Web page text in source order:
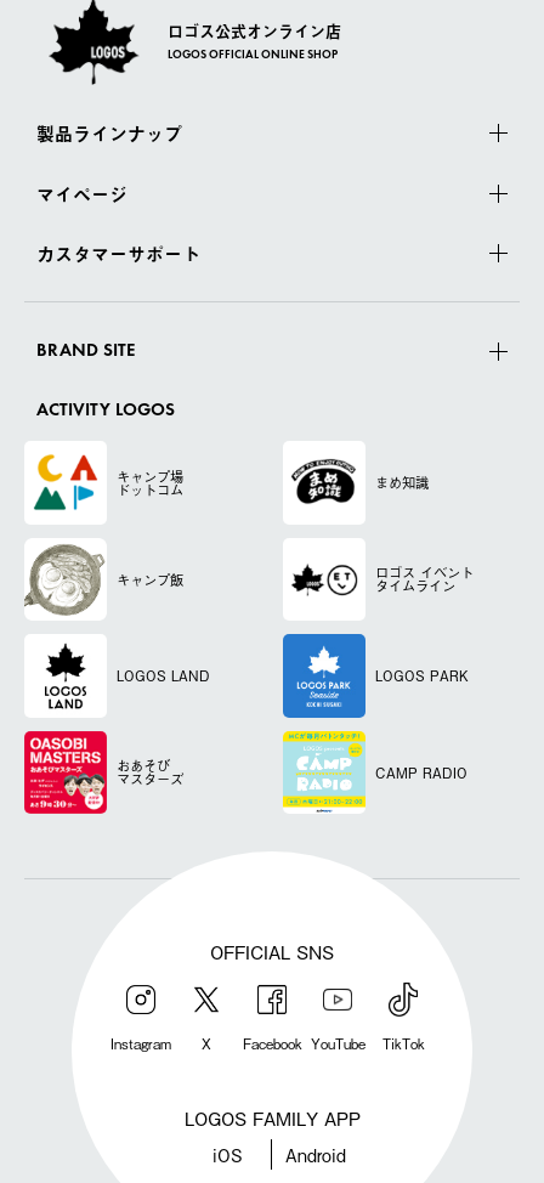
ロゴス公式オンライン店
LOGOS OFFICIAL ONLINE SHOP
製品ラインナップ
マイページ
カスタマーサポート
BRAND SITE
ACTIVITY LOGOS
キャンプ場
ドットコム まめ知識
キャンプ飯 ロゴス イベント
タイムライン
LOGOS LAND LOGOS PARK
おあそび
マスターズ CAMP RADIO
OFFICIAL SNS
Instagram X Facebook YouTube TikTok
LOGOS FAMILY APP
iOS Android